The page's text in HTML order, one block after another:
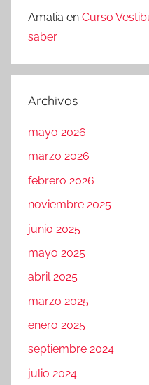
Amalia en Curso
saber
Archivos
mayo 2026
marzo 2026
febrero 2026
noviembre 2025
junio 2025
mayo 2025
abril 2025
marzo 2025
enero 2025
septiembre 2024
julio 2024